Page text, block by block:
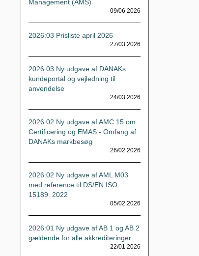
Management (AMS)
09/06 2026
2026:03 Prisliste april 2026
27/03 2026
2026:03 Ny udgave af DANAKs
kundeportal og vejledning til
anvendelse
24/03 2026
2026:02 Ny udgave af AMC 15 om
Certificering og EMAS - Omfang af
DANAKs markbesøg
26/02 2026
2026:02 Ny udgave af AML M03
med reference til DS/EN ISO
15189: 2022
05/02 2026
2026:01 Ny udgave af AB 1 og AB 2
gældende for alle akkrediteringer
22/01 2026